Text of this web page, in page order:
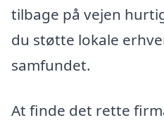
tilbage på vejen
du støtte lokale
samfundet.
At finde det rette